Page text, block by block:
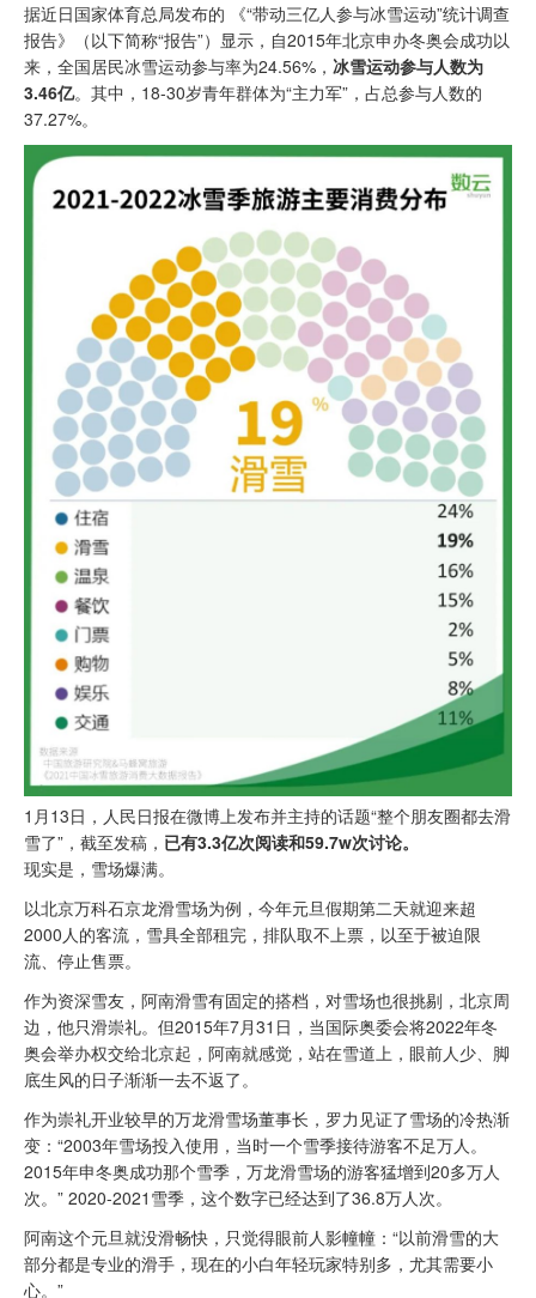
据近日国家体育总局发布的 《“带动三亿人参与冰雪运动”统计调查
报告》（以下简称“报告”）显示，自2015年北京申办冬奥会成功以
来，全国居民冰雪运动参与率为24.56%， 冰雪运动参与人数为
3.46亿。其中，18-30岁青年群体为“主力军”，占总参与人数的
37.27%。
1月13日，人民日报在微博上发布并主持的话题“整个朋友圈都去滑
雪了”，截至发稿， 已有3.3亿次阅读和59.7w次讨论。
现实是，雪场爆满。
以北京万科石京龙滑雪场为例，今年元旦假期第二天就迎来超
2000人的客流，雪具全部租完，排队取不上票，以至于被迫限
流、停止售票。
作为资深雪友，阿南滑雪有固定的搭档，对雪场也很挑剔，北京周
边，他只滑崇礼。但2015年7月31日，当国际奥委会将2022年冬
奥会举办权交给北京起，阿南就感觉，站在雪道上，眼前人少、脚
底生风的日子渐渐一去不返了。
作为崇礼开业较早的万龙滑雪场董事长，罗力见证了雪场的冷热渐
变：“2003年雪场投入使用，当时一个雪季接待游客不足万人。
2015年申冬奥成功那个雪季，万龙滑雪场的游客猛增到20多万人
次。” 2020-2021雪季，这个数字已经达到了36.8万人次。
阿南这个元旦就没滑畅快，只觉得眼前人影幢幢：“以前滑雪的大
部分都是专业的滑手，现在的小白年轻玩家特别多，尤其需要小
心。”